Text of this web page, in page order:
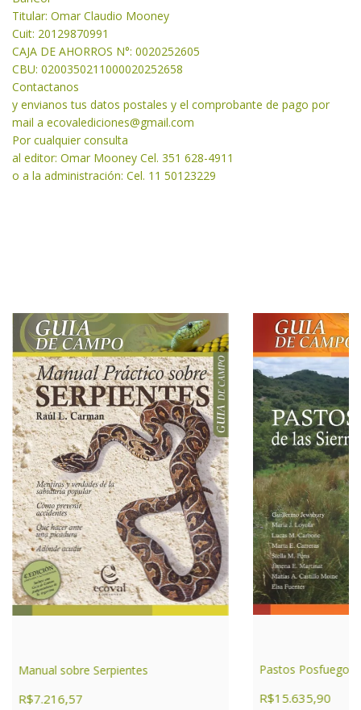
Titular: Omar Claudio Mooney
Cuit: 20129870991
CAJA DE AHORROS N°: 0020252605
CBU: 0200350211000020252658
Contactanos
y envianos tus datos postales y el comprobante de pago por
mail a ecovalediciones@gmail.com
Por cualquier consulta
al editor: Omar Mooney Cel. 351 628-4911
o a la administración: Cel. 11 50123229
Manual sobre Serpientes
R$7.216,57
Pastos Posfuego
R$15.635,90